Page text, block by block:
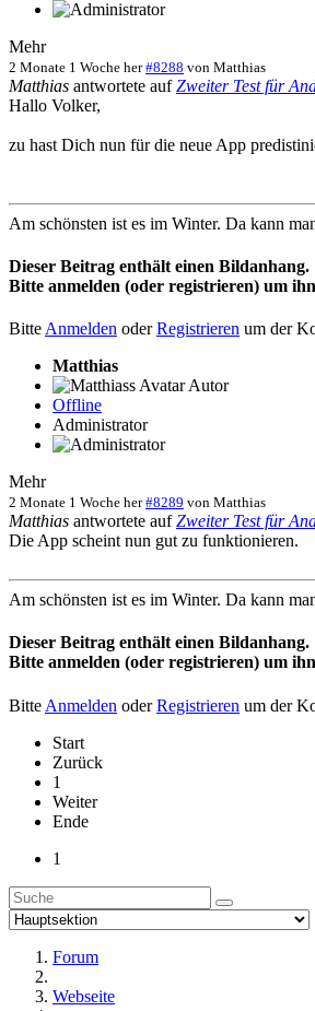
Mehr
2 Monate 1 Woche her #8288 von Matthias
Matthias antwortete aufZweiter Test für
Hallo Volker,
zu hast Dich nun für die neue App
Am schönsten ist es im Winter. Da kann
Dieser Beitrag enthält einen Bildanhang.
Bitte anmelden (oder registrieren) um
Bitte Anmelden oderRegistrieren um der
Matthias
Autor
Offline
Administrator
Mehr
2 Monate 1 Woche her #8289 von Matthias
Matthias antwortete aufZweiter Test für
Die App scheint nun gut zu funktionieren.
Am schönsten ist es im Winter. Da kann
Dieser Beitrag enthält einen Bildanhang.
Bitte anmelden (oder registrieren) um
Bitte Anmelden oderRegistrieren um der
Start
Zurück
1
Weiter
Ende
1
Forum
Webseite